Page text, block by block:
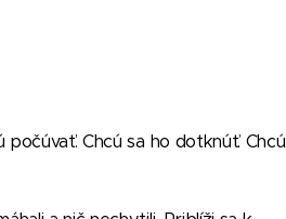
Chcú sa ho dotknúť. Chcú